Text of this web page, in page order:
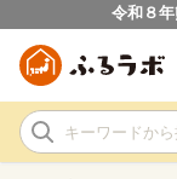
令和８